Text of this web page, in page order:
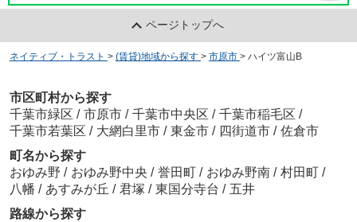
ページトップへ
ネイティブ・トラスト > (賃貸)地域から探す > 市原市 > ハイツ富山B
市区町村から探す
千葉市緑区 / 市原市 / 千葉市中央区 / 千葉市稲毛区 /
千葉市若葉区 / 大網白里市 / 東金市 / 四街道市 / 佐倉市
町名から探す
おゆみ野 / おゆみ野中央 / 誉田町 / おゆみ野南 / 村田町 /
八幡 / あすみが丘 / 君塚 / 東国分寺台 / 五井
路線から探す